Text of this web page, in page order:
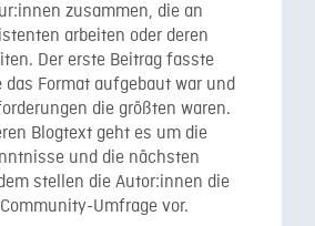
zusammen, die an
arbeiten oder deren
Der erste Beitrag fasste
Format aufgebaut war und
die größten waren.
Blogtext geht es um die
und die nächsten
stellen die Autor:innen die
Umfrage vor.